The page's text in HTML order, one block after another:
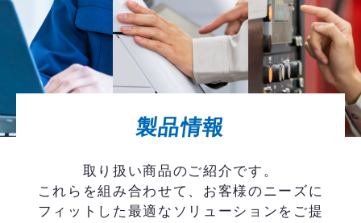
製品情報
取り扱い商品のご紹介です。
これらを組み合わせて、お客様のニーズに
フィットした最適なソリューションをご提